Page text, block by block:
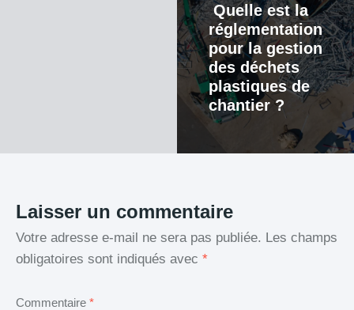
Quelle est la
réglementation
pour la gestion
des déchets
plastiques de
chantier ?
Laisser un commentaire
Votre adresse e-mail ne sera pas publiée. Les champs
obligatoires sont indiqués avec *
Commentaire *